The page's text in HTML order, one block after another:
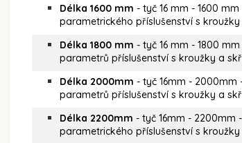
Délka 1600 mm - tyč 16 mm - 1600
parametrického příslušenství s
Délka 1800 mm - tyč 16 mm - 1800
parametrů příslušenství s kroužky a
Délka 2000mm - tyč 16mm - 2000mm
parametrů příslušenství s kroužky a
Délka 2200mm - tyč 16mm - 2200mm
parametrického příslušenství s